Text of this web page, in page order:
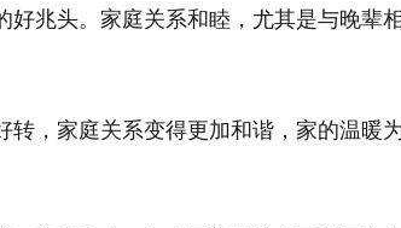
兆头。家庭关系和睦，尤其是与晚辈相
，家庭关系变得更加和谐，家的温暖